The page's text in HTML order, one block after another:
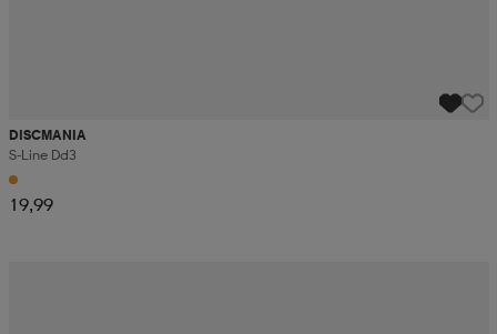
DISCMANIA
S-Line Dd3
19,99